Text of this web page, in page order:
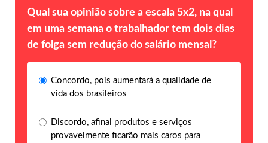
Qual sua opinião sobre a escala 5x2, na qual
em uma semana o trabalhador tem dois dias
de folga sem redução do salário mensal?
Concordo, pois aumentará a qualidade de
vida dos brasileiros
Discordo, afinal produtos e serviços
provavelmente ficarão mais caros para